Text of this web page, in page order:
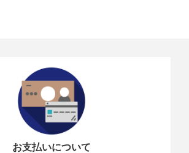
お支払いについて